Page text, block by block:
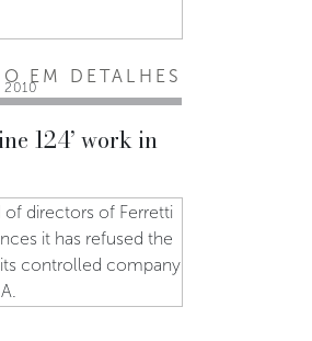
2010
124’ work in
EM DETALHES